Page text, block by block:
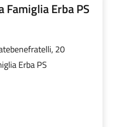
Famiglia Erba PS
20
Erba PS